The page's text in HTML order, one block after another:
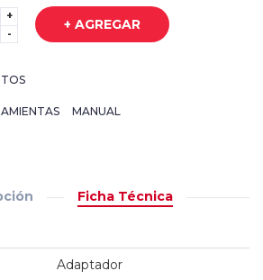
+
-
+ AGREGAR
MANUAL
Ficha Técnica
Adaptador